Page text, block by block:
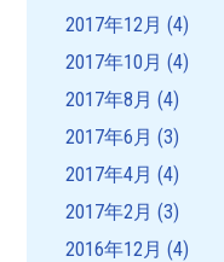
2017年12月 (4)
2017年10月 (4)
2017年8月 (4)
2017年6月 (3)
2017年4月 (4)
2017年2月 (3)
2016年12月 (4)